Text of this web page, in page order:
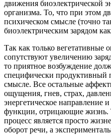
движения биоэлектрической
организма. То, что при этом
психическом смысле (точно
биоэлектрическим зарядом
Так как только вегетативные
сопутствуют увеличению
то приятное возбуждение
специфически продуктивный
смысле. Все остальные
ощущения, гнев, страх,
энергетическое направление
функции, отрицающие жизнь.
процесс является просто
оборот речи, а